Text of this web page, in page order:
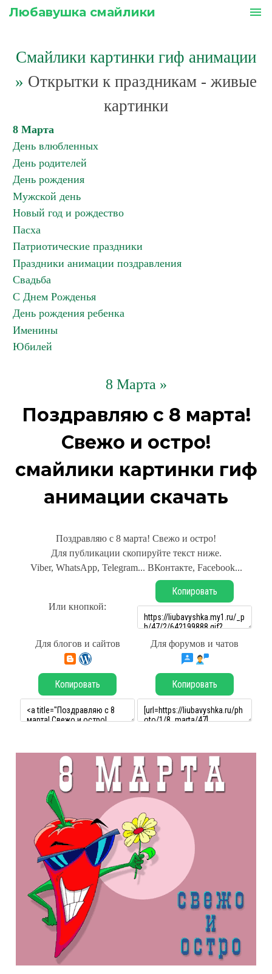
Любавушка смайлики menu
Смайлики картинки гиф анимации
» Открытки к праздникам - живые
картинки
8 Марта
День влюбленных
День родителей
День рождения
Мужской день
Новый год и рождество
Пасха
Патриотические праздники
Праздники анимации поздравления
Свадьба
С Днем Рожденья
День рождения ребенка
Именины
Юбилей
8 Марта »
Поздравляю с 8 марта!
Свежо и остро!
смайлики картинки гиф
анимации скачать
Поздравляю с 8 марта! Свежо и остро!
Для публикации скопируйте текст ниже.
Viber, WhatsApp, Telegram... ВКонтакте, Facebook...
Или кнопкой:
Копировать
Для блогов и сайтов Для форумов и чатов
Копировать Копировать